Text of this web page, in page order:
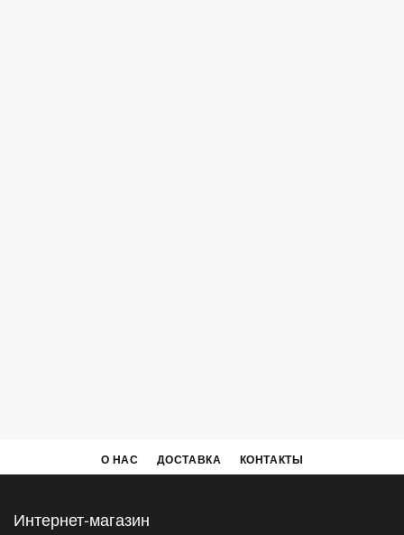
О НАС ДОСТАВКА КОНТАКТЫ
Интернет-магазин